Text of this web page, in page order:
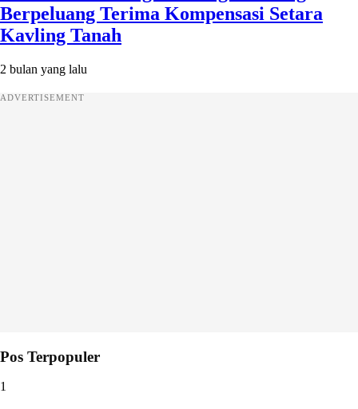
Berpeluang Terima Kompensasi Setara
Kavling Tanah
2 bulan yang lalu
ADVERTISEMENT
Pos Terpopuler
1